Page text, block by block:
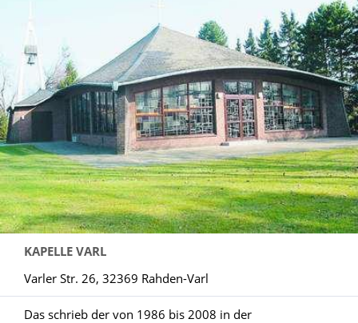
KAPELLE VARL
Varler Str. 26, 32369 Rahden-Varl
Das schrieb der von 1986 bis 2008 in der